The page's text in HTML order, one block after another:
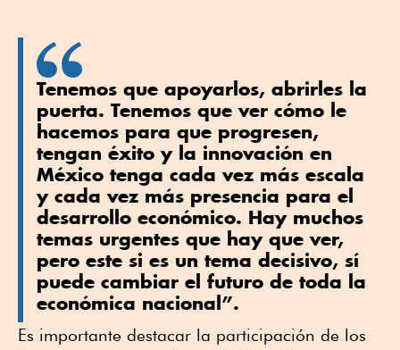
Tenemos que apoyarlos, abrirles la
puerta. Tenemos que ver cómo le
hacemos para que progresen,
tengan éxito y la innovación en
México tenga cada vez más escala
y cada vez más presencia para el
desarrollo económico. Hay muchos
temas urgentes que hay que ver,
pero este si es un tema decisivo, sí
puede cambiar el futuro de toda la
económica nacional”.
Es importante destacar la participación de los